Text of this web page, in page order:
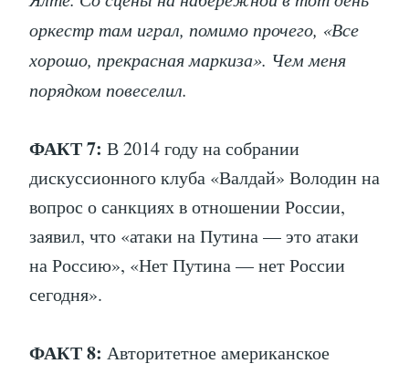
оркестр там играл, помимо прочего, «Все
хорошо, прекрасная маркиза». Чем меня
порядком повеселил.
ФАКТ 7: В 2014 году на собрании
дискуссионного клуба «Валдай» Володин на
вопрос о санкциях в отношении России,
заявил, что «атаки на Путина — это атаки
на Россию», «Нет Путина — нет России
сегодня».
ФАКТ 8: Авторитетное американское